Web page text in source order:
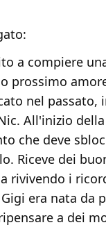
a compiere
prossimo
nel passato,
All'inizio
che deve
Riceve dei
rivivendo i
era nata da
a dei